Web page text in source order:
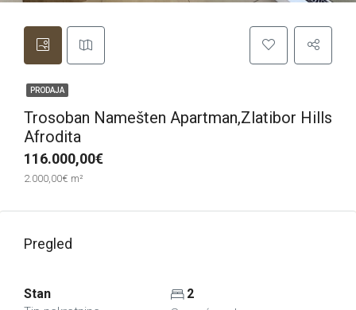
PRODAJA
Trosoban Namešten Apartman,Zlatibor Hills
Afrodita
116.000,00€
2.000,00€ m²
Pregled
Stan 2